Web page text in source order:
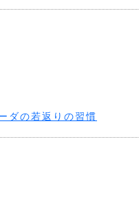
ている
へ
れている
プする
の上げ方
ダの若返りの習慣